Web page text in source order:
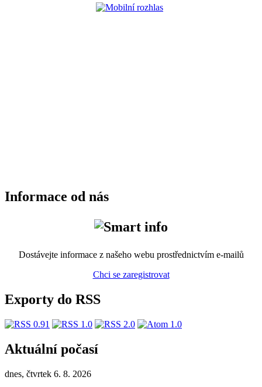
Informace od nás
Dostávejte informace z našeho webu prostřednictvím e-mailů
Chci se zaregistrovat
Exporty do RSS
Aktuální počasí
dnes, čtvrtek 6. 8. 2026